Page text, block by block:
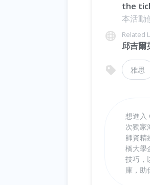
the
本活動
Related
邱吉爾
雅思
想進入
次獨家
師資精
橋大學
技巧，
庫，助